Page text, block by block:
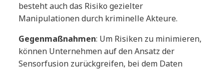
besteht auch das Risiko gezielter
Manipulationen durch kriminelle Akteure.
Gegenmaßnahmen: Um Risiken zu minimieren,
können Unternehmen auf den Ansatz der
Sensorfusion zurückgreifen, bei dem Daten